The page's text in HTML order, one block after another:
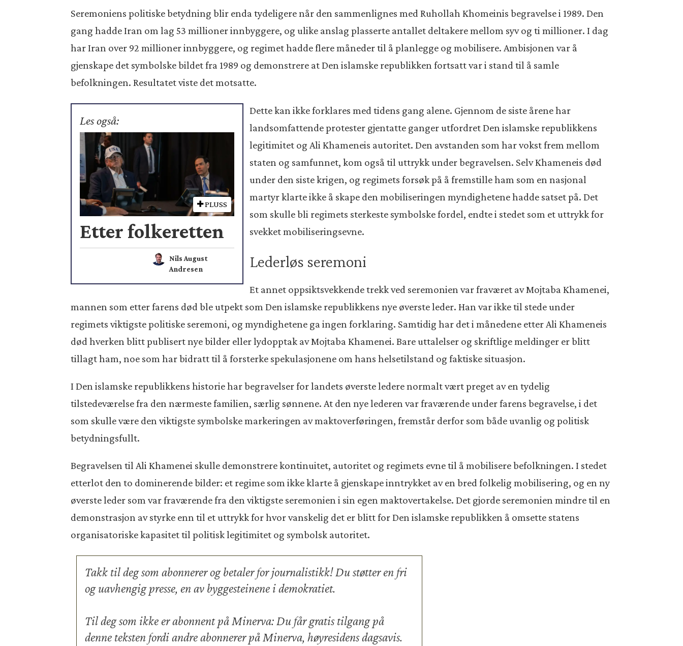
Seremoniens politiske betydning blir enda tydeligere når den sammenlignes med Ruhollah Khomeinis begravelse i 1989. Den
gang hadde Iran om lag 53 millioner innbyggere, og ulike anslag plasserte antallet deltakere mellom syv og ti millioner. I dag
har Iran over 92 millioner innbyggere, og regimet hadde flere måneder til å planlegge og mobilisere. Ambisjonen var å
gjenskape det symbolske bildet fra 1989 og demonstrere at Den islamske republikken fortsatt var i stand til å samle
befolkningen. Resultatet viste det motsatte.
Les også:
PLUSS
Etter folkeretten
Nils August
Andresen
Dette kan ikke forklares med tidens gang alene. Gjennom de siste årene har
landsomfattende protester gjentatte ganger utfordret Den islamske republikkens
legitimitet og Ali Khameneis autoritet. Den avstanden som har vokst frem mellom
staten og samfunnet, kom også til uttrykk under begravelsen. Selv Khameneis død
under den siste krigen, og regimets forsøk på å fremstille ham som en nasjonal
martyr klarte ikke å skape den mobiliseringen myndighetene hadde satset på. Det
som skulle bli regimets sterkeste symbolske fordel, endte i stedet som et uttrykk for
svekket mobiliseringsevne.
Lederløs seremoni
Et annet oppsiktsvekkende trekk ved seremonien var fraværet av Mojtaba Khamenei,
mannen som etter farens død ble utpekt som Den islamske republikkens nye øverste leder. Han var ikke til stede under
regimets viktigste politiske seremoni, og myndighetene ga ingen forklaring. Samtidig har det i månedene etter Ali Khameneis
død hverken blitt publisert nye bilder eller lydopptak av Mojtaba Khamenei. Bare uttalelser og skriftlige meldinger er blitt
tillagt ham, noe som har bidratt til å forsterke spekulasjonene om hans helsetilstand og faktiske situasjon.
I Den islamske republikkens historie har begravelser for landets øverste ledere normalt vært preget av en tydelig
tilstedeværelse fra den nærmeste familien, særlig sønnene. At den nye lederen var fraværende under farens begravelse, i det
som skulle være den viktigste symbolske markeringen av maktoverføringen, fremstår derfor som både uvanlig og politisk
betydningsfullt.
Begravelsen til Ali Khamenei skulle demonstrere kontinuitet, autoritet og regimets evne til å mobilisere befolkningen. I stedet
etterlot den to dominerende bilder: et regime som ikke klarte å gjenskape inntrykket av en bred folkelig mobilisering, og en ny
øverste leder som var fraværende fra den viktigste seremonien i sin egen maktovertakelse. Det gjorde seremonien mindre til en
demonstrasjon av styrke enn til et uttrykk for hvor vanskelig det er blitt for Den islamske republikken å omsette statens
organisatoriske kapasitet til politisk legitimitet og symbolsk autoritet.
Takk til deg som abonnerer og betaler for journalistikk! Du støtter en fri
og uavhengig presse, en av byggesteinene i demokratiet.
Til deg som ikke er abonnent på Minerva: Du får gratis tilgang på
denne teksten fordi andre abonnerer på Minerva, høyresidens dagsavis.